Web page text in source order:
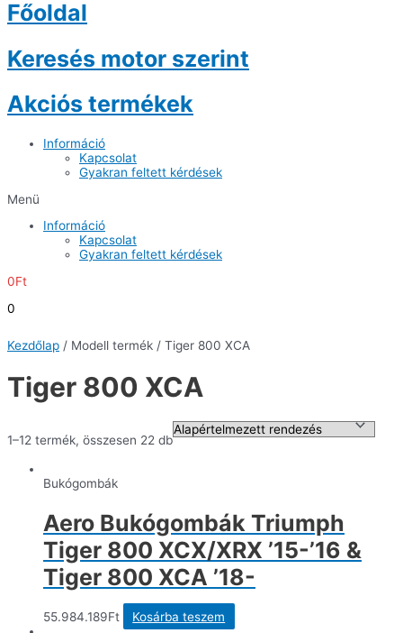
Főoldal
Keresés motor szerint
Akciós termékek
Információ
Kapcsolat
Gyakran feltett kérdések
Menü
Információ
Kapcsolat
Gyakran feltett kérdések
0Ft
0
Kezdőlap / Modell termék / Tiger 800 XCA
Tiger 800 XCA
1–12 termék, összesen 22 db
Bukógombák
Aero Bukógombák Triumph
Tiger 800 XCX/XRX ’15-’16 &
Tiger 800 XCA ’18-
55.984.189Ft
Kosárba teszem